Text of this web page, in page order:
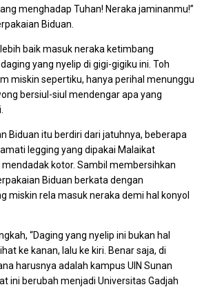
menghadap Tuhan! Neraka jaminanmu!”
Biduan.
lebih baik masuk neraka ketimbang
yang nyelip di gigi-gigiku ini. Toh
miskin sepertiku, hanya perihal menunggu
bersiul-siul mendengar apa yang
Biduan itu berdiri dari jatuhnya, beberapa
legging yang dipakai Malaikat
kotor. Sambil membersihkan
Biduan berkata dengan
miskin rela masuk neraka demi hal konyol
“Daging yang nyelip ini bukan hal
ke kanan, lalu ke kiri. Benar saja, di
harusnya adalah kampus UIN Sunan
ini berubah menjadi Universitas Gadjah